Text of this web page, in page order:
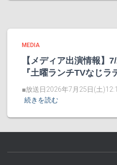
MEDIA
【メディア出演情報】
『土曜ランチTVなじラ
■放送日2026年7月25日(土
続きを読む